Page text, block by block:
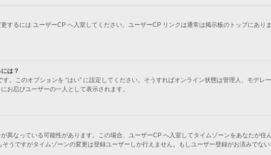
するには ユーザーCP へ入室してください。ユーザーCP リンクは通常は掲示板のトップにあり
は？
。このオプションを “はい” に設定してください。そうすればオンライン状態は管理人、モデレ
お忍びユーザーの一人として表示されます。
異なっている可能性があります。この場合、ユーザーCP へ入室してタイムゾーンをあなたが住
うですがタイムゾーンの変更は登録ユーザーしか行えません。もしユーザー登録がお済みでな